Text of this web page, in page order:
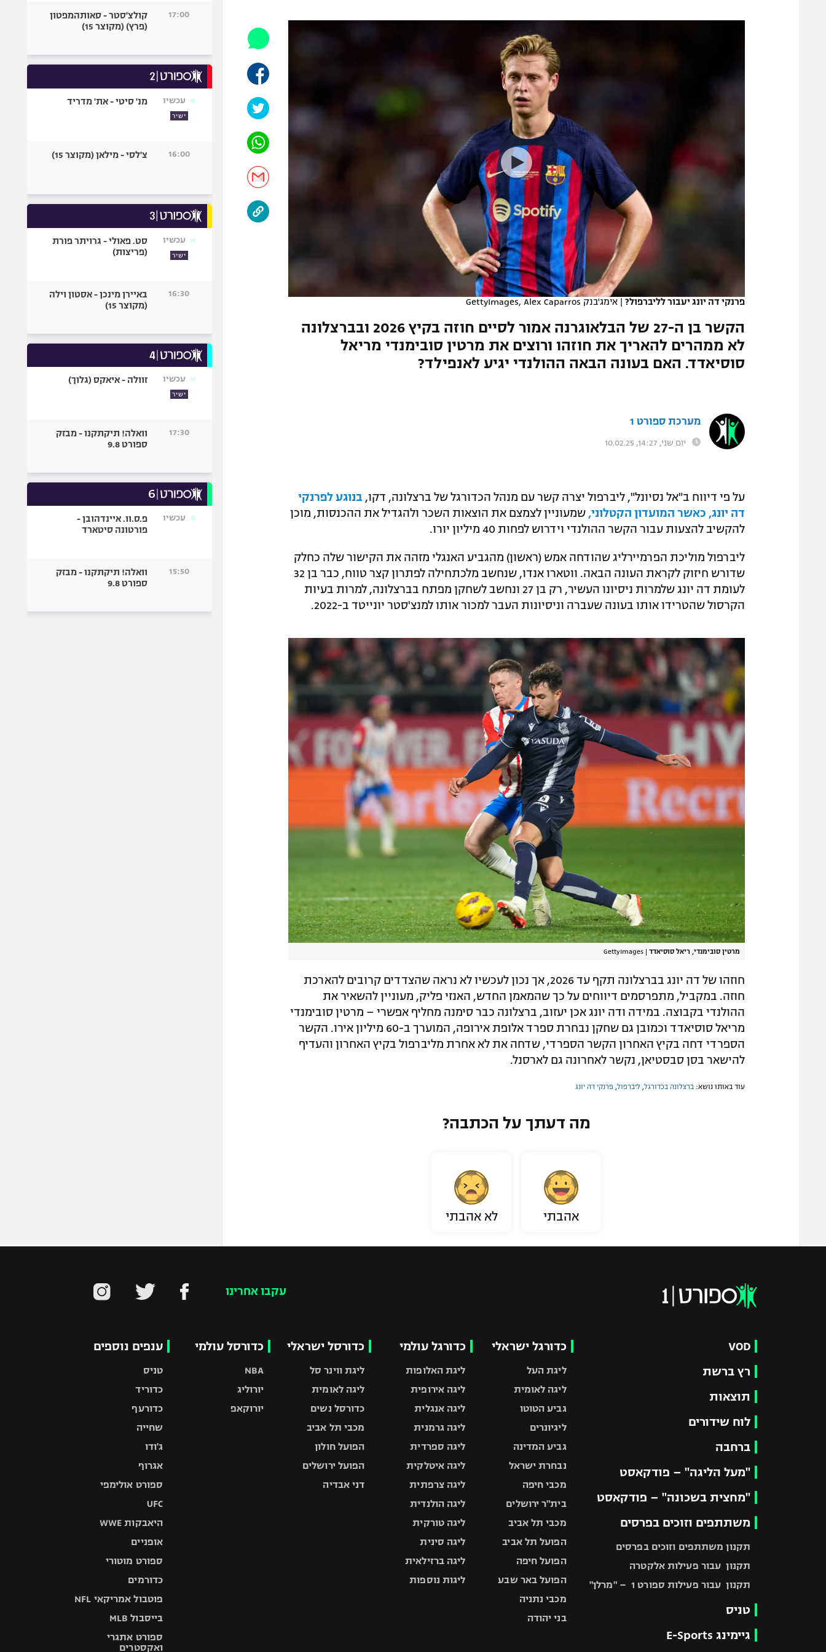
מדיניות פרטיות
רשיון להקרנה פומבית לבית עסק
הפועל תל אביב
הפועל חיפה
הפועל באר שבע
מכבי נתניה
בני יהודה
ליגה סינית
אופניים
כדורמים
פוטבול אמריקאי NFL
בייסבול MLB
פרנקי דה יונג יעבור לליברפול? | אימג'בנק GettyImages, Alex Caparros
הקשר בן ה-27 של הבלאוגרנה אמור לסיים חוזה בקיץ 2026 ובברצלונה
לא ממהרים להאריך את חוזהו ורוצים את מרטין סובימנדי מריאל
סוסיאדד. האם בעונה הבאה ההולנדי יגיע לאנפילד?
מערכת ספורט 1
יום שני, 14:27, 10.02.25
על פי דיווח ב"אל נסיונל", ליברפול יצרה קשר עם מנהל הכדורגל של ברצלונה, דקו, בנוגע לפרנקי
דה יונג, כאשר המועדון הקטלוני, שמעוניין לצמצם את הוצאות השכר ולהגדיל את ההכנסות, מוכן
להקשיב להצעות עבור הקשר ההולנדי וידרוש לפחות 40 מיליון יורו.
ליברפול מוליכת הפרמיירליג שהודחה אמש (ראשון) מהגביע האנגלי מזהה את הקישור שלה כחלק
שדורש חיזוק לקראת העונה הבאה. ווטארו אנדו, שנחשב מלכתחילה לפתרון קצר טווח, כבר בן 32
לעומת דה יונג שלמרות ניסיונו העשיר, רק בן 27 ונחשב לשחקן מפתח בברצלונה, למרות בעיות
הקרסול שהטרידו אותו בעונה שעברה וניסיונות העבר למכור אותו למנצ'סטר יונייטד ב-2022.
מרטין סובימנדי, ריאל סוסיאדד |
GettyImages
חוזהו של דה יונג בברצלונה תקף עד 2026, אך נכון לעכשיו לא נראה שהצדדים קרובים להארכת
חוזה. במקביל, מתפרסמים דיווחים על כך שהמאמן החדש, האנזי פליק, מעוניין להשאיר את
ההולנדי בקבוצה. במידה ודה יונג אכן יעזוב, ברצלונה כבר סימנה מחליף אפשרי – מרטין סובימנדי
מריאל סוסיאדד וכמובן גם שחקן נבחרת ספרד אלופת אירופה, המוערך ב-60 מיליון אירו. הקשר
הספרדי דחה בקיץ האחרון הקשר הספרדי, שדחה את לא אחרת מליברפול בקיץ האחרון והעדיף
להישאר בסן סבסטיאן, נקשר לאחרונה גם לארסנל.
עוד באותו נושא: ברצלונה בכדורגל ליברפול פרנקי דה יונג
מה דעתך על הכתבה?
אהבתי לא אהבתי
17:00
קולצ'סטר - סאותהמפטון
(פרץ) (מקוצר 15)
עכשיו
ישיר
מנ' סיטי - את' מדריד
16:00 צ'לסי - מילאן (מקוצר 15)
עכשיו
ישיר
סט. פאולי - גרויתר פורת
(פריצות)
16:30
באיירן מינכן - אסטון וילה
(מקוצר 15)
עכשיו
ישיר
זוולה - איאקס (גלוך)
17:30
וואלה! תיקתקנו - מבזק
ספורט 9.8
עכשיו
פ.ס.וו. איינדהובן -
פורטונה סיטארד
15:50
וואלה! תיקתקנו - מבזק
ספורט 9.8
עקבו אחרינו
VOD
רץ ברשת
תוצאות
לוח שידורים
ברחבה
"מעל הליגה" – פודקאסט
"מחצית בשכונה" – פודקאסט
משתתפים וזוכים בפרסים
תקנון משתתפים וזוכים בפרסים
תקנון עבור פעילות אלקטרה
תקנון עבור פעילות ספורט 1 – "מרלן"
טניס
גיימינג E-Sports
כדורגל ישראלי
ליגת העל
ליגה לאומית
גביע הטוטו
ליגיונרים
גביע המדינה
נבחרת ישראל
מכבי חיפה
בית"ר ירושלים
מכבי תל אביב
הפועל תל אביב
הפועל חיפה
הפועל באר שבע
מכבי נתניה
בני יהודה
כדורגל עולמי
ליגת האלופות
ליגה אירופית
ליגה אנגלית
ליגה גרמנית
ליגה ספרדית
ליגה איטלקית
ליגה צרפתית
ליגה הולנדית
ליגה טורקית
ליגה סינית
ליגה ברזילאית
ליגות נוספות
כדורסל ישראלי
ליגת ווינר סל
ליגה לאומית
כדורסל נשים
מכבי תל אביב
הפועל חולון
הפועל ירושלים
דני אבדיה
כדורסל עולמי
NBA
יורוליג
יורוקאפ
ענפים נוספים
טניס
כדוריד
כדורעף
שחייה
ג'ודו
אגרוף
ספורט אולימפי
UFC
היאבקות WWE
אופניים
ספורט מוטורי
כדורמים
פוטבול אמריקאי NFL
בייסבול MLB
ספורט אתגרי
ואקסטרים